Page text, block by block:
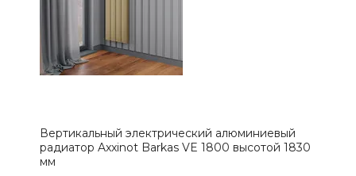
Вертикальный электрический алюминиевый
радиатор Axxinot Barkas VE 1800 высотой 1830
мм